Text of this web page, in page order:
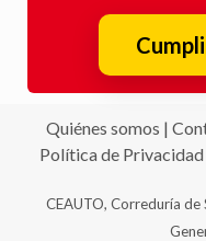
Quiénes somos |
Política de Privacidad
CEAUTO, Correduría de